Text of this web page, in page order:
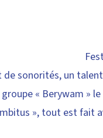
sonorités, un
« Berywam »
», tout est fait